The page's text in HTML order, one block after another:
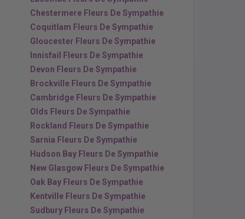
Chestermere Fleurs De Sympathie
Coquitlam Fleurs De Sympathie
Gloucester Fleurs De Sympathie
Innisfail Fleurs De Sympathie
Devon Fleurs De Sympathie
Brockville Fleurs De Sympathie
Cambridge Fleurs De Sympathie
Olds Fleurs De Sympathie
Rockland Fleurs De Sympathie
Sarnia Fleurs De Sympathie
Hudson Bay Fleurs De Sympathie
New Glasgow Fleurs De Sympathie
Oak Bay Fleurs De Sympathie
Kentville Fleurs De Sympathie
Sudbury Fleurs De Sympathie